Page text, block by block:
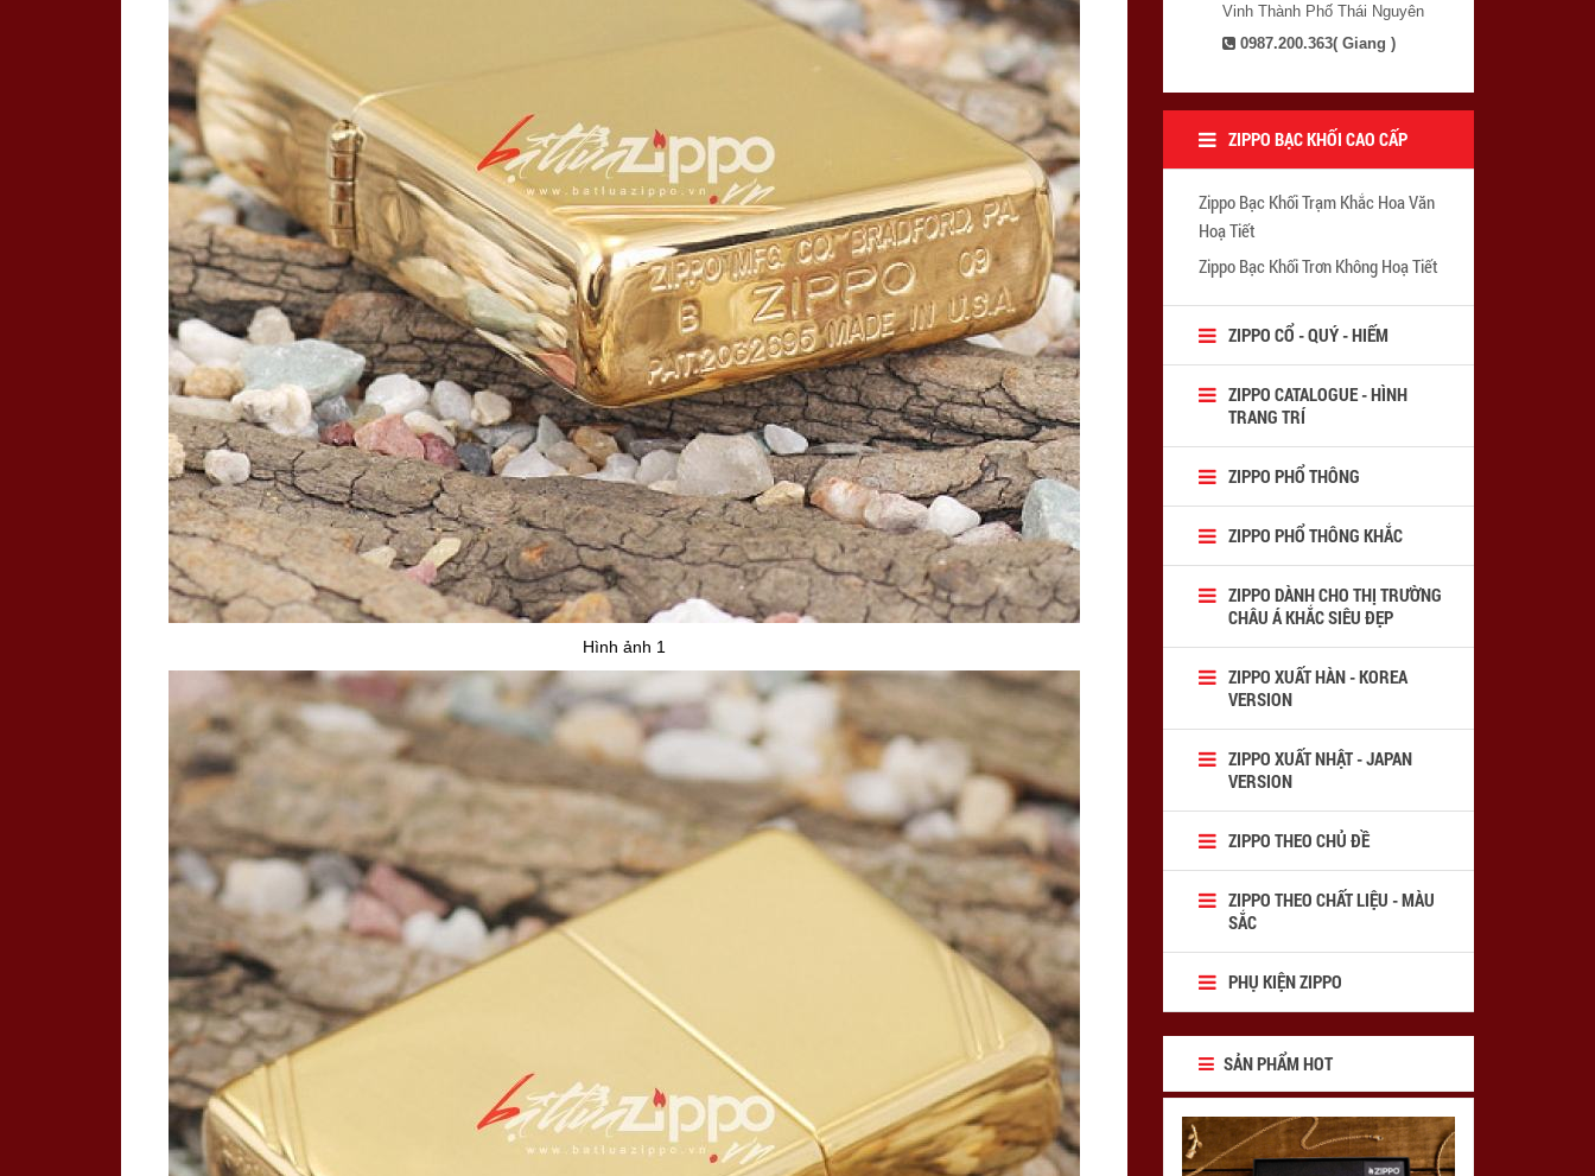
Hình ảnh 1
Vinh Thành Phố Thái Nguyên
0987.200.363( Giang )
ZIPPO BẠC KHỐI CAO CẤP
Zippo Bạc Khối Trạm Khắc Hoa Văn
Hoạ Tiết
Zippo Bạc Khối Trơn Không Hoạ Tiết
ZIPPO CỔ - QUÝ - HIẾM
ZIPPO CATALOGUE - HÌNH
TRANG TRÍ
ZIPPO PHỔ THÔNG
ZIPPO PHỔ THÔNG KHẮC
ZIPPO DÀNH CHO THỊ TRƯỜNG
CHÂU Á KHẮC SIÊU ĐẸP
ZIPPO XUẤT HÀN - KOREA
VERSION
ZIPPO XUẤT NHẬT - JAPAN
VERSION
ZIPPO THEO CHỦ ĐỀ
ZIPPO THEO CHẤT LIỆU - MÀU
SẮC
PHỤ KIỆN ZIPPO
SẢN PHẨM HOT